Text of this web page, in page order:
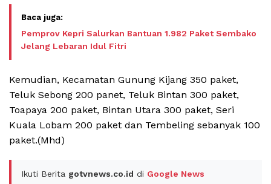
Pemprov Kepri Salurkan Bantuan 1.982 Paket Sembako
Jelang Lebaran Idul Fitri
Kemudian, Kecamatan Gunung Kijang 350 paket,
Teluk Sebong 200 panet, Teluk Bintan 300 paket,
Toapaya 200 paket, Bintan Utara 300 paket, Seri
Kuala Lobam 200 paket dan Tembeling sebanyak 100
paket.(Mhd)
Ikuti Berita gotvnews.co.id di Google News